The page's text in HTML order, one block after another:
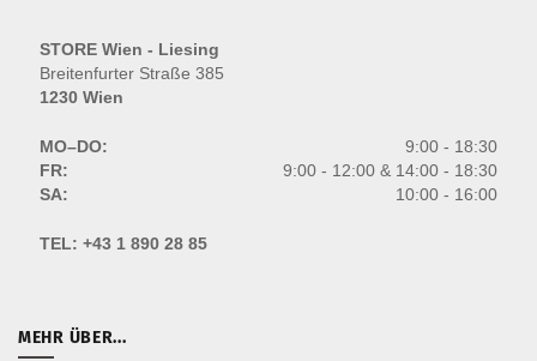
STORE Wien - Liesing
Breitenfurter Straße 385
1230 Wien
MO–DO:
9:00 - 18:30
FR:
9:00 - 12:00 & 14:00 - 18:30
SA:
10:00 - 16:00
TEL: +43 1 890 28 85
MEHR ÜBER...